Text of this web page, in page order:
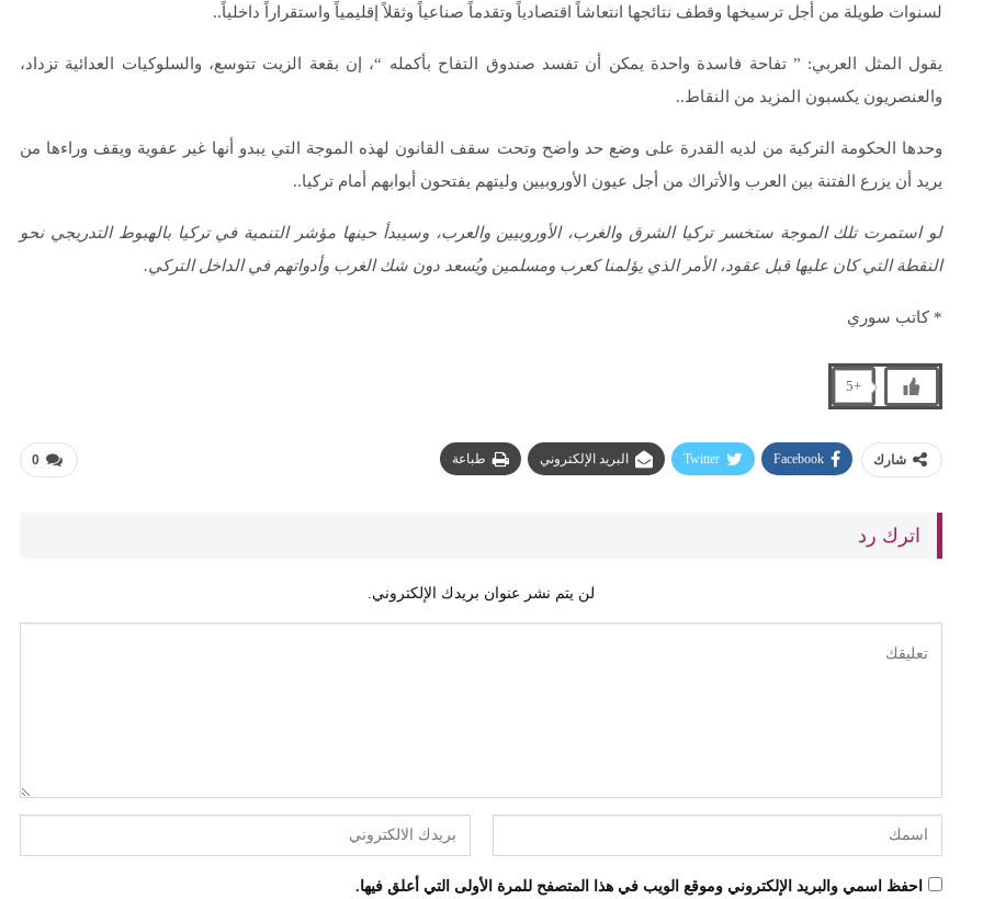
لسنوات طويلة من أجل ترسيخها وقطف نتائجها انتعاشاً اقتصادياً وتقدماً صناعياً وثقلاً إقليمياً واستقراراً داخلياً..
يقول المثل العربي: ” تفاحة فاسدة واحدة يمكن أن تفسد صندوق التفاح بأكمله “، إن بقعة الزيت تتوسع، والسلوكيات العدائية تزداد،
والعنصريون يكسبون المزيد من النقاط..
وحدها الحكومة التركية من لديه القدرة على وضع حد واضح وتحت سقف القانون لهذه الموجة التي يبدو أنها غير عفوية ويقف وراءها من
يريد أن يزرع الفتنة بين العرب والأتراك من أجل عيون الأوروبيين وليتهم يفتحون أبوابهم أمام تركيا..
لو استمرت تلك الموجة ستخسر تركيا الشرق والغرب، الأوروبيين والعرب، وسيبدأ حينها مؤشر التنمية في تركيا بالهبوط التدريجي نحو
النقطة التي كان عليها قبل عقود، الأمر الذي يؤلمنا كعرب ومسلمين ويُسعد دون شك الغرب وأدواتهم في الداخل التركي.
* كاتب سوري
+5
0 شارك Facebook
Twitter البريد الإلكتروني طباعة
اترك رد
لن يتم نشر عنوان بريدك الإلكتروني.
احفظ اسمي والبريد الإلكتروني وموقع الويب في هذا المتصفح للمرة الأولى التي أعلق فيها.